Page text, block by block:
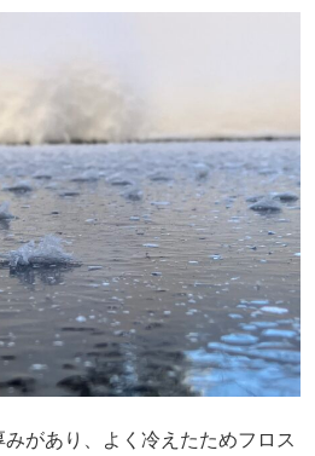
があり、よく冷えたためフロス